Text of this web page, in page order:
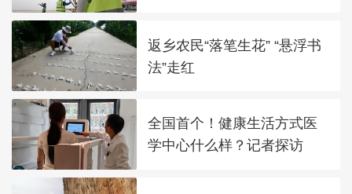
返乡农民“落笔生花” “悬浮书
法”走红
全国首个！健康生活方式医
学中心什么样？记者探访